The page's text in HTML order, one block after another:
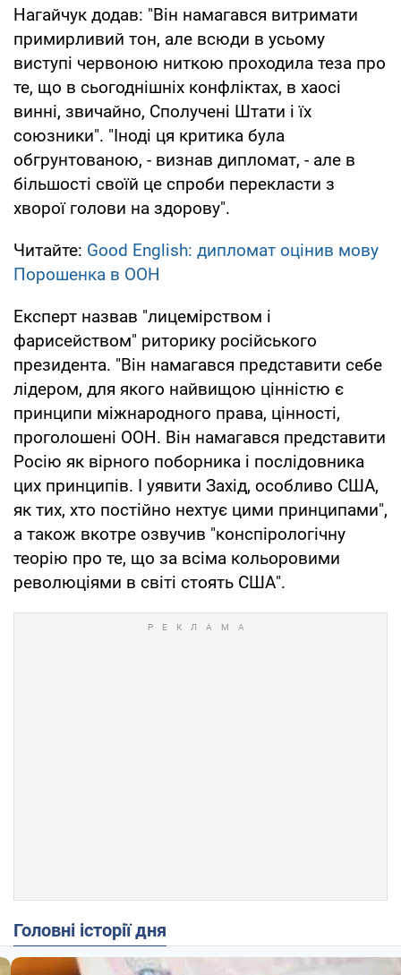
Нагайчук додав: "Він намагався витримати
примирливий тон, але всюди в усьому
виступі червоною ниткою проходила теза про
те, що в сьогоднішніх конфліктах, в хаосі
винні, звичайно, Сполучені Штати і їх
союзники". "Іноді ця критика була
обгрунтованою, - визнав дипломат, - але в
більшості своїй це спроби перекласти з
хворої голови на здорову".
Читайте: Good English: дипломат оцінив мову
Порошенка в ООН
Експерт назвав "лицемірством і
фарисейством" риторику російського
президента. "Він намагався представити себе
лідером, для якого найвищою цінністю є
принципи міжнародного права, цінності,
проголошені ООН. Він намагався представити
Росію як вірного поборника і послідовника
цих принципів. І уявити Захід, особливо США,
як тих, хто постійно нехтує цими принципами",
а також вкотре озвучив "конспірологічну
теорію про те, що за всіма кольоровими
революціями в світі стоять США".
Головні історії дня